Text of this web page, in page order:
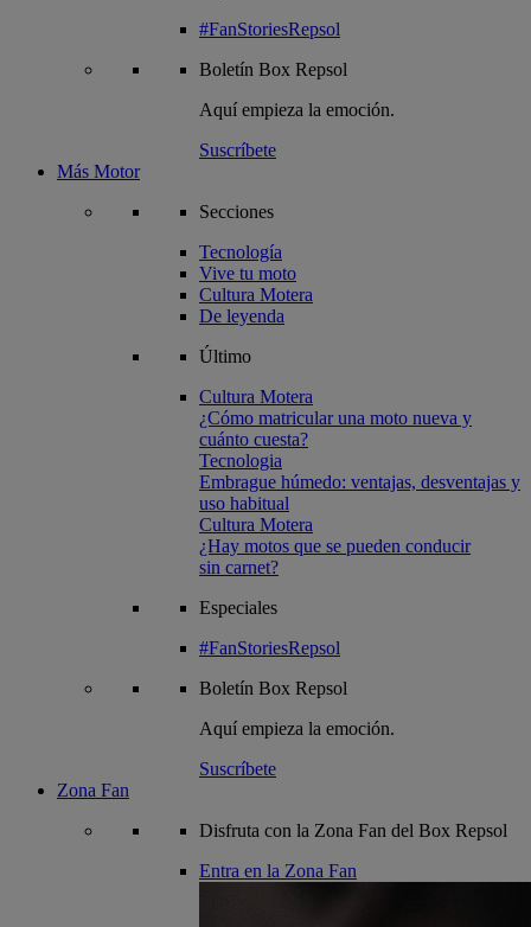
#FanStoriesRepsol
Boletín Box Repsol
Aquí empieza la emoción.
Suscríbete
Más Motor
Secciones
Tecnología
Vive tu moto
Cultura Motera
De leyenda
Último
Cultura Motera
¿Cómo matricular una moto nueva y
cuánto cuesta?
Tecnologia
Embrague húmedo: ventajas, desventajas y
uso habitual
Cultura Motera
¿Hay motos que se pueden conducir
sin carnet?
Especiales
#FanStoriesRepsol
Boletín Box Repsol
Aquí empieza la emoción.
Suscríbete
Zona Fan
Disfruta con la Zona Fan del Box Repsol
Entra en la Zona Fan